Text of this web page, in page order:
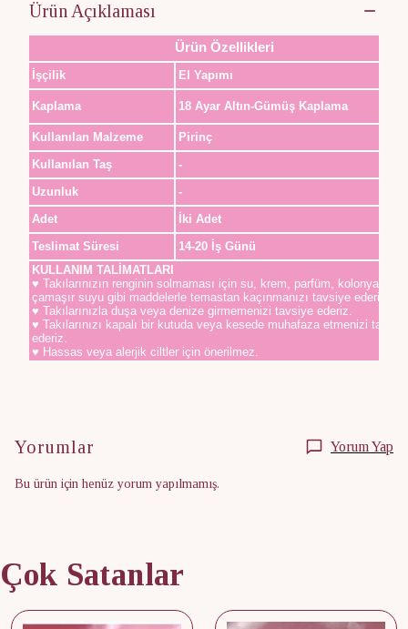
Ürün Açıklaması
Ürün Özellikleri
İşçilik El Yapımı
Kaplama 18 Ayar Altın-Gümüş Kaplama
Kullanılan Malzeme
Pirinç
Kullanılan Taş
-
Uzunluk
-
Adet
İki Adet
Teslimat Süresi
14-20 İş Günü
KULLANIM TALİMATLARI
♥ Takılarınızın renginin solmaması için su, krem, parfüm, kolonya,
çamaşır suyu gibi maddelerle temastan kaçınmanızı tavsiye ederiz.
♥ Takılarınızla duşa veya denize girmemenizi tavsiye ederiz.
♥ Takılarınızı kapalı bir kutuda veya kesede muhafaza etmenizi
ederiz.
♥ Hassas veya alerjik ciltler için önerilmez.
Yorumlar Yorum Yap
Bu ürün için henüz yorum yapılmamış.
Çok Satanlar